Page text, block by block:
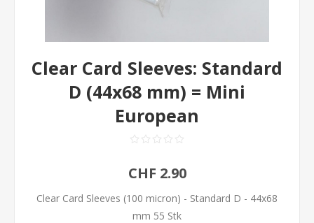
Clear Card Sleeves: Standard
D (44x68 mm) = Mini
European
CHF 2.90
Clear Card Sleeves (100 micron) - Standard D - 44x68
mm 55 Stk